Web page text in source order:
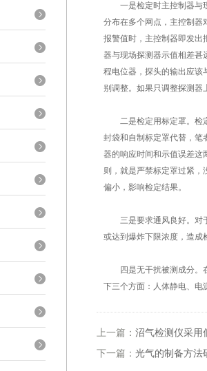
一是检定时主控制器与现
分布在多个网点，主控制器
报警值时，主控制器即发出
器与现场探测器示值相差甚
程电位器，探头的输出应该
别调整。如果只调整探测
二是检定用标定罩。检定
封袋和自制标定罩代替，笔
器的响应时间和示值误差这
则，就是严禁标定罩过紧
偏小，影响检定结果。
三是要求通风良好。对于
或达到爆炸下限浓度，造成
四是无干扰被测成分。在
下三个方面：人体静电、电
上一篇： 沼气检测仪采用
下一篇： 光气的制备方法